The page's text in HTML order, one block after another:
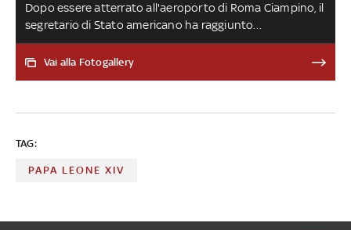
Dopo essere atterrato all'aeroporto di Roma Ciampino, il
segretario di Stato americano ha raggiunto
il Vaticano per incontrare Papa Leone XIV e il cardinale
Pietro Parolin. Domani, Rubio si recherà a Palazzo Chigi
Crosetto
Vai alla Fotogallery
TAG:
PAPA LEONE XIV